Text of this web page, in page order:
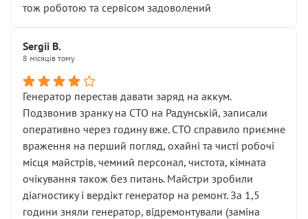
тож роботою та сервісом задоволений
Sergii B.
8 місяців тому
Генератор перестав давати заряд на аккум.
Подзвонив зранку на СТО на Радунській, записали
оперативно через годину вже. СТО справило приємне
враження на перший погляд, охайні та чисті робочі
місця майстрів, чемний персонал, чистота, кімната
очікування також без питань. Майстри зробили
діагностику і вердікт генератор на ремонт. За 1,5
години зняли генератор, відремонтували (заміна